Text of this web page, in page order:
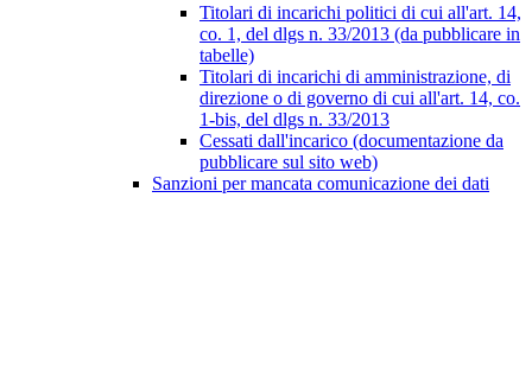
Titolari di incarichi politici di cui all'art. 14,
co. 1, del dlgs n. 33/2013 (da pubblicare in
tabelle)
Titolari di incarichi di amministrazione, di
direzione o di governo di cui all'art. 14, co.
1-bis, del dlgs n. 33/2013
Cessati dall'incarico (documentazione da
pubblicare sul sito web)
Sanzioni per mancata comunicazione dei dati